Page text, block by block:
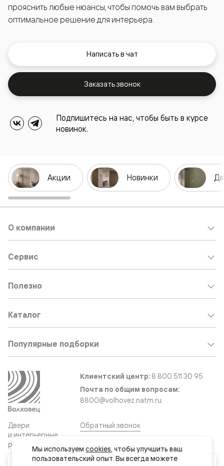
прояснить любые нюансы, чтобы помочь вам выбрать
оптимальное решение для интерьера.
Написать в чат
Заказать звонок
Подпишитесь на нас, чтобы быть в курсе
новинок.
Акции Новинки
Двери
и интерьерные
решения
О компании
Сервис
Полезно
Каталог
Популярные подборки
Клиентский центр: 8 800 511 30 95
Почта по общим вопросам:
8800@volhovez.natm.ru
Обратный звонок
Мы используем cookies, чтобы улучшить ваш
пользовательский опыт. Вы всегда можете